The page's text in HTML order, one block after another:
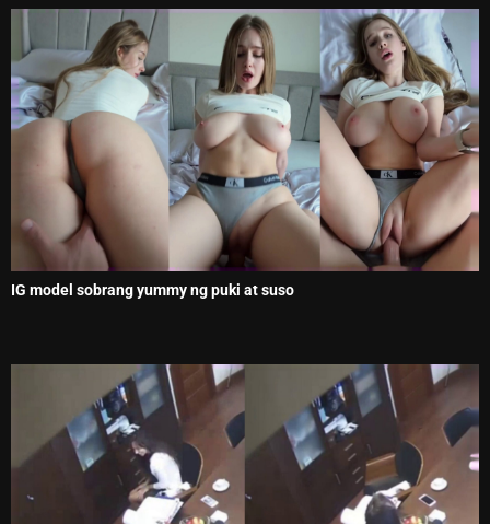
IG model sobrang yummy ng puki at suso